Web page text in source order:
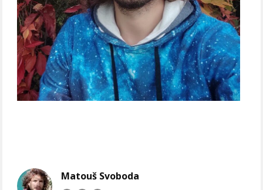
Matouš Svoboda